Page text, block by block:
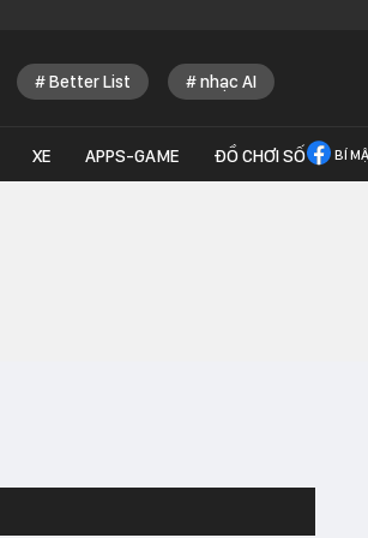
Better List nhạc AI
XE APPS-GAME ĐỒ CHƠI SỐ BÍ